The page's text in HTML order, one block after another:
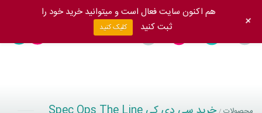
هم اکنون سایت فعال است و میتوانید خرید خود را
ثبت کنید
کلیک کنید +